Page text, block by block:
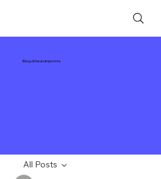
Blog di NeuroImpronta
All Posts